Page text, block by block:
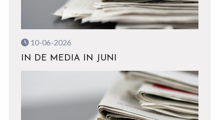
10-06-2026
IN DE MEDIA IN JUNI